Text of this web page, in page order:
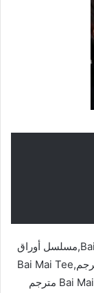
مسلسل أوراق متساقطة,Bai Mai Tee Plid Plew,مسلسل أوراق
متساقطة الحلقة 1,Bai Mai Tee Plid Plew مترجم,Bai Mai Tee
Plid Plew مترجم الحلقة 1,Bai Mai Tee Plid Plew مترجم